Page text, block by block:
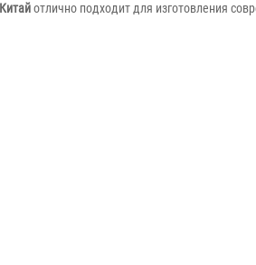
отлично подходит для изготовления